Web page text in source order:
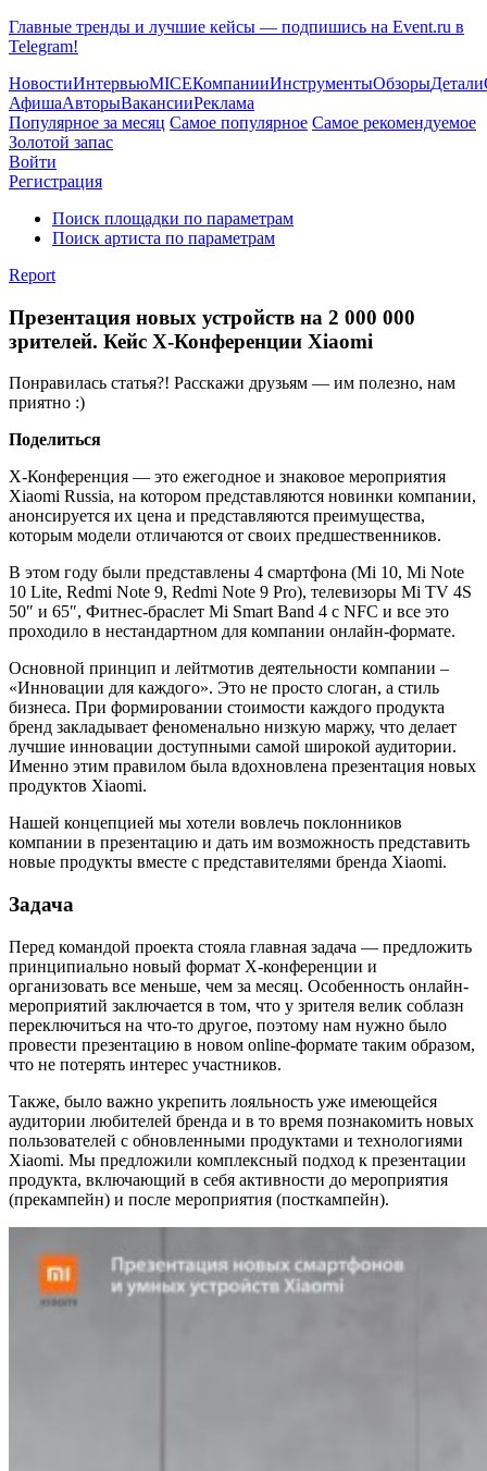
Главные тренды и лучшие кейсы — подпишись на Event.ru в
Telegram!
НовостиИнтервьюMICEКомпанииИнструментыОбзорыДетали
АфишаАвторыВакансииРеклама
Популярное за месяц Самое популярное Самое рекомендуемое
Золотой запас
Войти
Регистрация
Поиск площадки по параметрам
Поиск артиста по параметрам
Report
Презентация новых устройств на 2 000 000
зрителей. Кейс X-Конференции Xiaomi
Понравилась статья?! Расскажи друзьям — им полезно, нам
приятно :)
Поделиться
X-Конференция — это ежегодное и знаковое мероприятия
Xiaomi Russia, на котором представляются новинки компании,
анонсируется их цена и представляются преимущества,
которым модели отличаются от своих предшественников.
В этом году были представлены 4 смартфона (Mi 10, Mi Note
10 Lite, Redmi Note 9, Redmi Note 9 Pro), телевизоры Mi TV 4S
50″ и 65″, Фитнес-браслет Mi Smart Band 4 c NFC и все это
проходило в нестандартном для компании онлайн-формате.
Основной принцип и лейтмотив деятельности компании –
«Инновации для каждого». Это не просто слоган, а стиль
бизнеса. При формировании стоимости каждого продукта
бренд закладывает феноменально низкую маржу, что делает
лучшие инновации доступными самой широкой аудитории.
Именно этим правилом была вдохновлена презентация новых
продуктов Xiaomi.
Нашей концепцией мы хотели вовлечь поклонников
компании в презентацию и дать им возможность представить
новые продукты вместе с представителями бренда Xiaomi.
Задача
Перед командой проекта стояла главная задача — предложить
принципиально новый формат Х-конференции и
организовать все меньше, чем за месяц. Особенность онлайн-
мероприятий заключается в том, что у зрителя велик соблазн
переключиться на что-то другое, поэтому нам нужно было
провести презентацию в новом online-формате таким образом,
что не потерять интерес участников.
Также, было важно укрепить лояльность уже имеющейся
аудитории любителей бренда и в то время познакомить новых
пользователей с обновленными продуктами и технологиями
Xiaomi. Мы предложили комплексный подход к презентации
продукта, включающий в себя активности до мероприятия
(прекампейн) и после мероприятия (посткампейн).